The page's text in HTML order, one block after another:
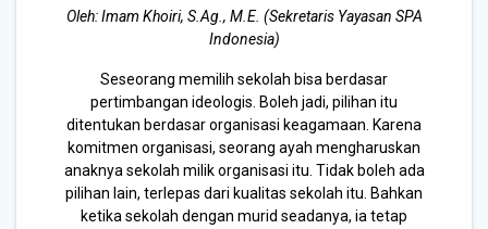
Oleh: Imam Khoiri, S.Ag., M.E. (Sekretaris Yayasan SPA
Indonesia)
Seseorang memilih sekolah bisa berdasar
pertimbangan ideologis. Boleh jadi, pilihan itu
ditentukan berdasar organisasi keagamaan. Karena
komitmen organisasi, seorang ayah mengharuskan
anaknya sekolah milik organisasi itu. Tidak boleh ada
pilihan lain, terlepas dari kualitas sekolah itu. Bahkan
ketika sekolah dengan murid seadanya, ia tetap